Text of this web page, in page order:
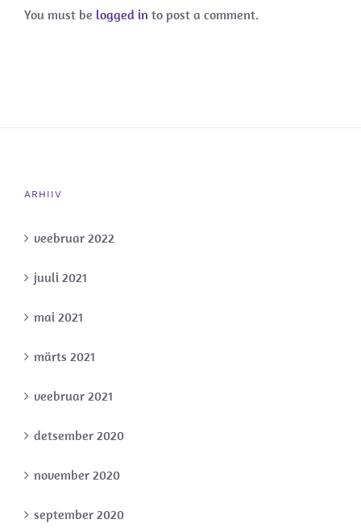
You must be logged in to post a comment.
ARHIIV
veebruar 2022
juuli 2021
mai 2021
märts 2021
veebruar 2021
detsember 2020
november 2020
september 2020